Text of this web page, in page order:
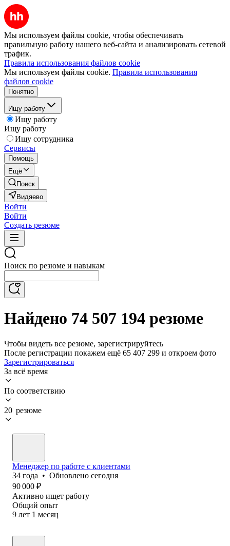
Мы используем файлы cookie, чтобы обеспечивать
правильную работу нашего веб-сайта и анализировать сетевой
трафик.
Правила использования файлов cookie
Мы используем файлы cookie. Правила использования
файлов cookie
Понятно
Ищу работу
Ищу работу
Ищу работу
Ищу сотрудника
Сервисы
Помощь
Ещё
Поиск
Видяево
Войти
Войти
Создать резюме
Поиск по резюме и навыкам
Найдено 74 507 194 резюме
Чтобы видеть все резюме, зарегистрируйтесь
После регистрации покажем ещё 65 407 299 и откроем фото
Зарегистрироваться
За всё время
По соответствию
20 резюме
Менеджер по работе с клиентами
34 года • Обновлено сегодня
90 000 ₽
Активно ищет работу
Общий опыт
9 лет 1 месяц